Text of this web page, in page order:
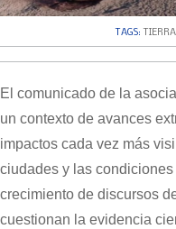
TAGS:
El comunicado de la
un contexto de avances
impactos cada vez más
ciudades y las
crecimiento de discursos
cuestionan la evidencia